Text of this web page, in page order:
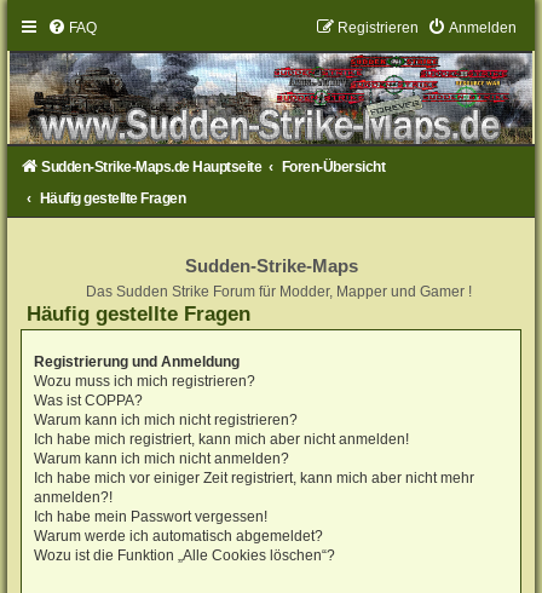
FAQ Anmelden
Registrieren
Sudden-Strike-Maps.de Hauptseite
Foren-Übersicht
Häufig gestellte Fragen
Sudden-Strike-Maps
Das Sudden Strike Forum für Modder, Mapper und Gamer !
Häufig gestellte Fragen
Registrierung und Anmeldung
Wozu muss ich mich registrieren?
Was ist COPPA?
Warum kann ich mich nicht registrieren?
Ich habe mich registriert, kann mich aber nicht anmelden!
Warum kann ich mich nicht anmelden?
Ich habe mich vor einiger Zeit registriert, kann mich aber nicht mehr
anmelden?!
Ich habe mein Passwort vergessen!
Warum werde ich automatisch abgemeldet?
Wozu ist die Funktion „Alle Cookies löschen“?